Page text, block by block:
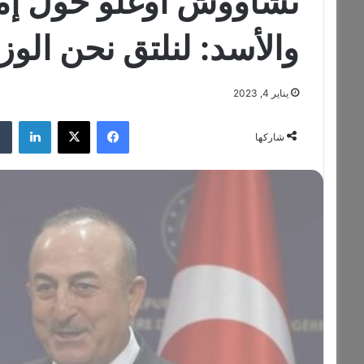
والأسد: لنلتق نحن
يناير 4, 2023
شاركها
فيسبوك ‫X لينكدإن